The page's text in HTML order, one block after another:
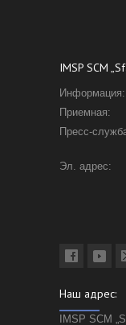
IMSP SCM
Информация:
Приемная:
Пресс-
Эл. адрес:
Наш адрес:
IMSP SCM